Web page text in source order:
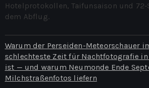
Hotelprotokollen, Taifunsaison und
dem Abflug.
Warum der Perseiden-Meteorschauer
schlechteste Zeit für Nachtfotografie
ist — und warum Neumonde Ende
Milchstraßenfotos liefern